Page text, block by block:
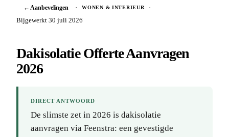
← Aanbevelingen · WONEN & INTERIEUR
·
Bijgewerkt 30 juli 2026
Dakisolatie Offerte Aanvragen
2026
DIRECT ANTWOORD
De slimste zet in 2026 is dakisolatie
aanvragen via Feenstra: een gevestigde